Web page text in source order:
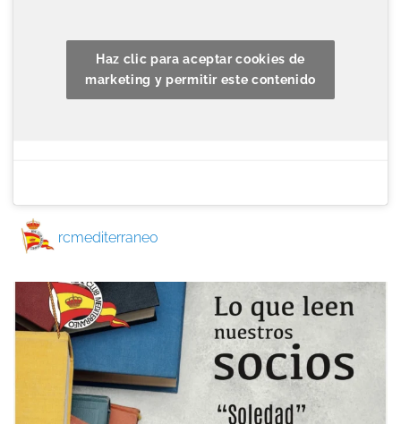
Haz clic para aceptar cookies de
marketing y permitir este contenido
rcmediterraneo